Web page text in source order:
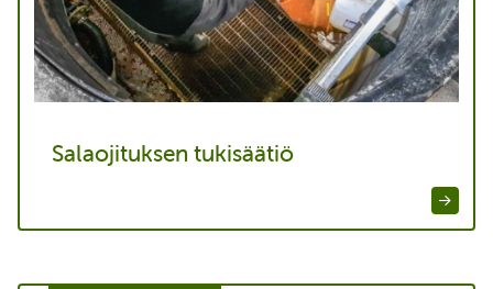
Salaojituksen tukisäätiö